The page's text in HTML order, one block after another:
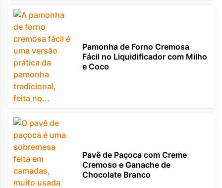
Pamonha de Forno Cremosa
Fácil no Liquidificador com Milho
e Coco
Pavê de Paçoca com Creme
Cremoso e Ganache de
Chocolate Branco